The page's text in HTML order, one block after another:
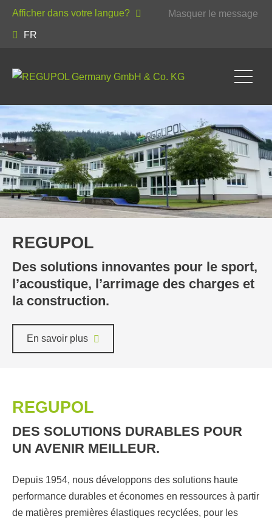
FR
Afficher dans votre langue? Masquer le message
REGUPOL
Des solutions innovantes pour le sport,
l’acoustique, l’arrimage des charges et
la construction.
En savoir plus
REGUPOL
DES SOLUTIONS DURABLES POUR
UN AVENIR MEILLEUR.
Depuis 1954, nous développons des solutions haute
performance durables et économes en ressources à partir
de matières premières élastiques recyclées, pour les